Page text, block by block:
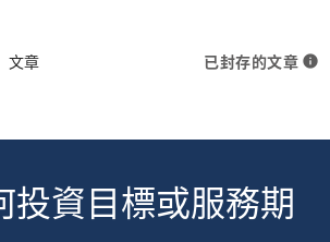
文章 已封存的文章 info
投資目標或服務期